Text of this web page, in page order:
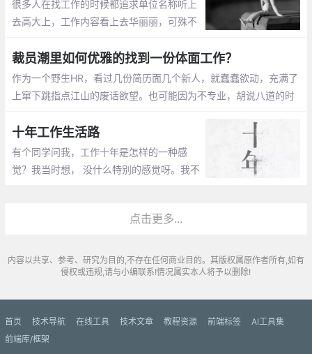
很多人在找工作的时候都追求单位名称听上
去高大上，工作内容看上去华丽丽，可殊不
为外人所知的“坑”。
裁员潮里如何优雅的找到一份体面工作？
作为一个野生HR，看过几份简历面几个新人，就蠢蠢欲动，充满了
上窜下跳指点江山的废话欲望。也可能因为不专业，胡说八道的时
十年工作生活路
有个同学问我，工作十年是怎样的一种感
觉？我当时想， 没什么特别的感觉呀。我不
点击更多...
内容以共享、参考、研究为目的,不存在任何商业目的。其版权属原作者所有,如有
侵权或违规,请与小编联系!情况属实本人将予以删除!
首页 技术导航 在线工具 技术文章 教程资源 前端标签
AI工具集
前端库/框架